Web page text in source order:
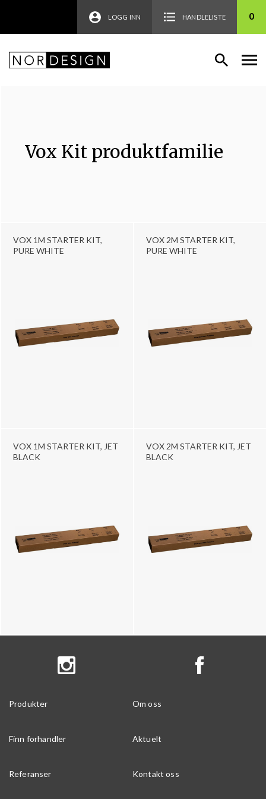
LOGG INN HANDLELISTE 0
VOX 1M STARTER KIT,
PURE WHITE
VOX 2M STARTER KIT,
PURE WHITE
VOX 1M STARTER KIT, JET
BLACK
VOX 2M STARTER KIT, JET
BLACK
Vox Kit produktfamilie
Produkter Om oss
Finn forhandler Aktuelt
Referanser Kontakt oss